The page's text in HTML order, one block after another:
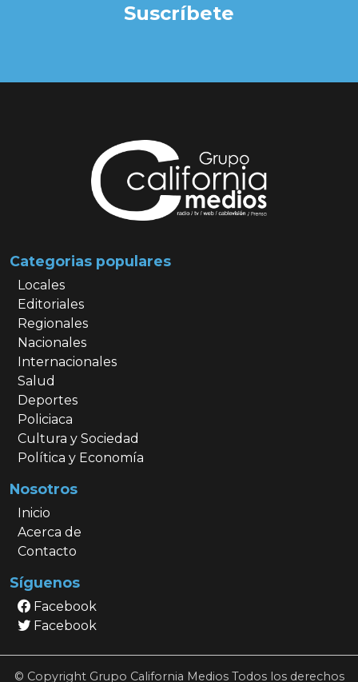
Suscríbete
Categorias populares
Locales
Editoriales
Regionales
Nacionales
Internacionales
Salud
Deportes
Policiaca
Cultura y Sociedad
Política y Economía
Nosotros
Inicio
Acerca de
Contacto
Síguenos
Facebook
Facebook
© Copyright Grupo California Medios Todos los derechos